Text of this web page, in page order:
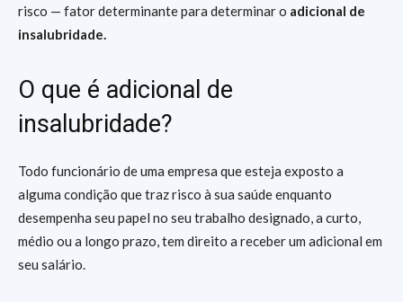
risco — fator determinante para determinar o adicional de
insalubridade.
O que é adicional de
insalubridade?
Todo funcionário de uma empresa que esteja exposto a
alguma condição que traz risco à sua saúde enquanto
desempenha seu papel no seu trabalho designado, a curto,
médio ou a longo prazo, tem direito a receber um adicional em
seu salário.